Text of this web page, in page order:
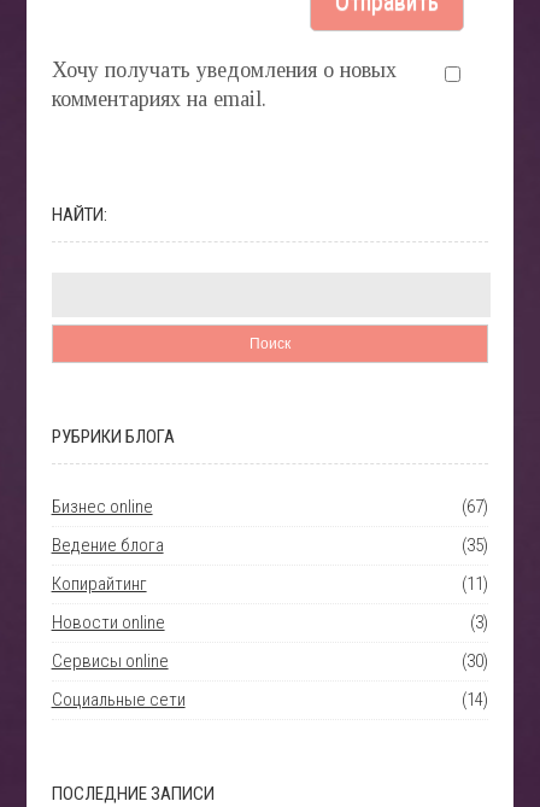
Хочу получать уведомления о новых
комментариях на email.
НАЙТИ:
РУБРИКИ БЛОГА
Бизнес online
(67)
Ведение блога
(35)
Копирайтинг
(11)
Новости online
(3)
Сервисы online
(30)
Социальные сети
(14)
ПОСЛЕДНИЕ ЗАПИСИ